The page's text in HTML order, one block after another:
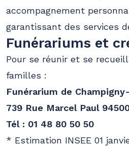
- 94800 Villejuif
01 87 58 35 90
écoute 24h/24 7j/7
accompagnement
garantissant des services
Funérariums et
Pour se réunir et se
familles :
Funérarium de
739 Rue Marcel Paul
Tél : 01 48 80 50 50
* Estimation INSEE 01